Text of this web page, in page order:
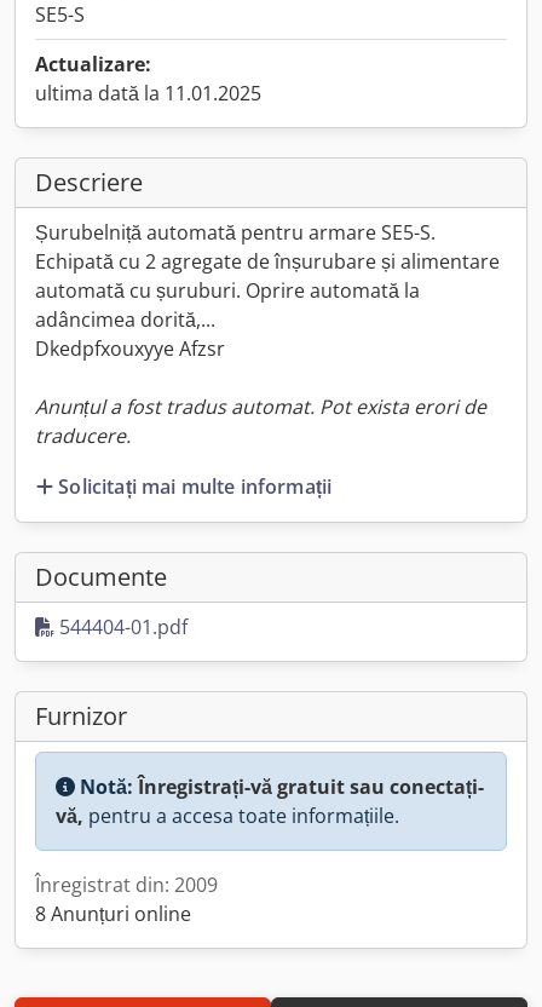
SE5-S
Actualizare:
ultima dată la 11.01.2025
Descriere
Șurubelniță automată pentru armare SE5-S.
Echipată cu 2 agregate de înșurubare și alimentare
automată cu șuruburi. Oprire automată la
adâncimea dorită,...
Dkedpfxouxyye Afzsr
Anunțul a fost tradus automat. Pot exista erori de
traducere.
Solicitați mai multe informații
Documente
544404-01.pdf
Furnizor
Notă:Înregistrați-vă gratuit sau conectați-
vă, pentru a accesa toate informațiile.
Înregistrat din: 2009
8 Anunțuri online